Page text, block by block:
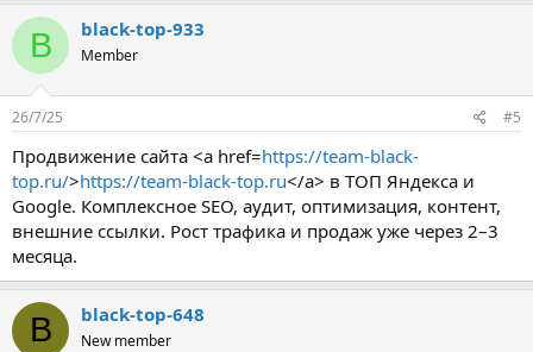
B black-top-933
Member
26/7/25 #5
Продвижение сайта <a href=https://team-black-
top.ru/>https://team-black-top.ru</a> в ТОП Яндекса и
Google. Комплексное SEO, аудит, оптимизация, контент,
внешние ссылки. Рост трафика и продаж уже через 2–3
месяца.
B black-top-648
New member